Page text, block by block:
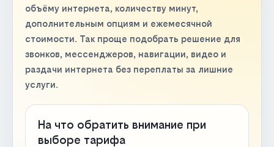
объёму интернета, количеству минут,
дополнительным опциям и ежемесячной
стоимости. Так проще подобрать решение для
звонков, мессенджеров, навигации, видео и
раздачи интернета без переплаты за лишние
услуги.
На что обратить внимание при
выборе тарифа